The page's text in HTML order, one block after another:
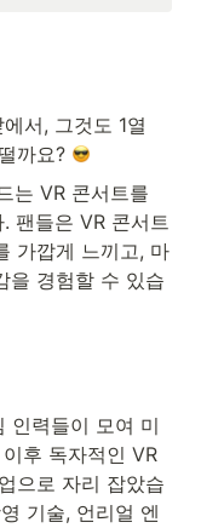
서, 그것도 1열
까요?
는 VR 콘서트를
팬들은 VR 콘서트
가깝게 느끼고, 마
을 경험할 수 있습
인력들이 모여 미
후 독자적인 VR
으로 자리 잡았습
기술, 언리얼 엔